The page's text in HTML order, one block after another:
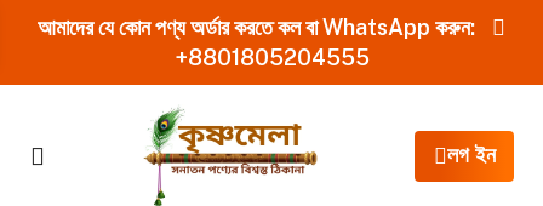
আমাদের যে কোন পণ্য অর্ডার করতে কল বা WhatsApp করুন:
+8801805204555
লগ ইন